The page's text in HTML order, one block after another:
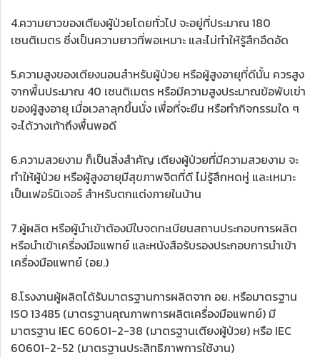
4.ความยาวของเตียงผู้ป่วยโดยทั่วไป จะอยู่ที่ประมาณ 180
เซนติเมตร ซึ่งเป็นความยาวที่พอเหมาะ และไม่ทำให้รู้สึกอึดอัด
5.ความสูงของเตียงนอนสำหรับผู้ป่วย หรือผู้สูงอายุที่ดีนั้น ควรสูง
จากพื้นประมาณ 40 เซนติเมตร หรือมีความสูงประมาณข้อพับเข่า
ของผู้สูงอายุ เมื่อเวลาลุกขึ้นนั่ง เพื่อที่จะยืน หรือทำกิจกรรมใด ๆ
จะได้วางเท้าถึงพื้นพอดี
6.ความสวยงาม ก็เป็นสิ่งสำคัญ เตียงผู้ป่วยที่มีความสวยงาม จะ
ทำให้ผู้ป่วย หรือผู้สูงอายุมีสุขภาพจิตที่ดี ไม่รู้สึกหดหู่ และเหมาะ
เป็นเฟอร์นิเจอร์ สำหรับตกแต่งภายในบ้าน
7.ผู้ผลิต หรือผู้นำเข้าต้องมีใบจดทะเบียนสถานประกอบการผลิต
หรือนำเข้าเครื่องมือแพทย์ และหนังสือรับรองประกอบการนำเข้า
เครื่องมือแพทย์ (อย.)
8.โรงงานผู้ผลิตได้รับมาตรฐานการผลิตจาก อย. หรือมาตรฐาน
ISO 13485 (มาตรฐานคุณภาพการผลิตเครื่องมือแพทย์) มี
มาตรฐาน IEC 60601-2-38 (มาตรฐานเตียงผู้ป่วย) หรือ IEC
60601-2-52 (มาตรฐานประสิทธิภาพการใช้งาน)